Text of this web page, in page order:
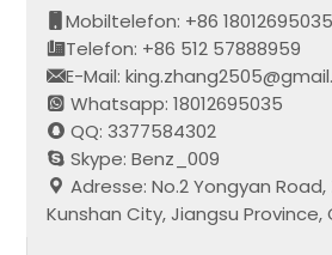
Mobiltelefon: +86 18012695035
Telefon: +86 512 57888959
E-Mail:
Whatsapp: 18012695035
QQ: 3377584302
Skype: Benz_009
Adresse: No.2 Yongyan
Kunshan City, Jiangsu Province,